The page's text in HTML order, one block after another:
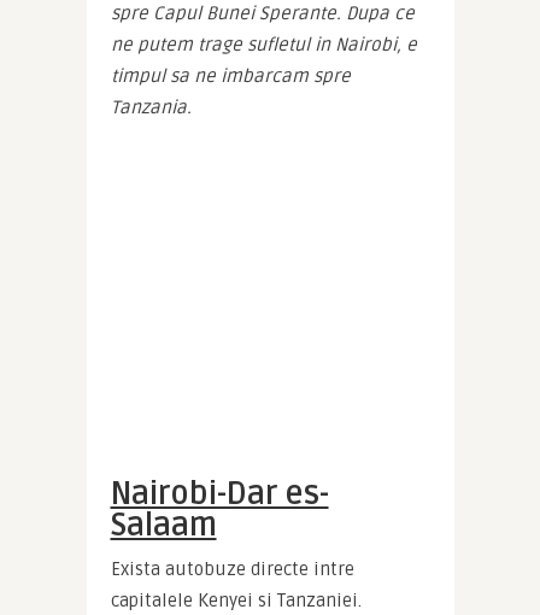
spre Capul Bunei Sperante. Dupa ce
ne putem trage sufletul in Nairobi, e
timpul sa ne imbarcam spre
Tanzania.
Nairobi-Dar es-
Salaam
Exista autobuze directe intre
capitalele Kenyei si Tanzaniei.